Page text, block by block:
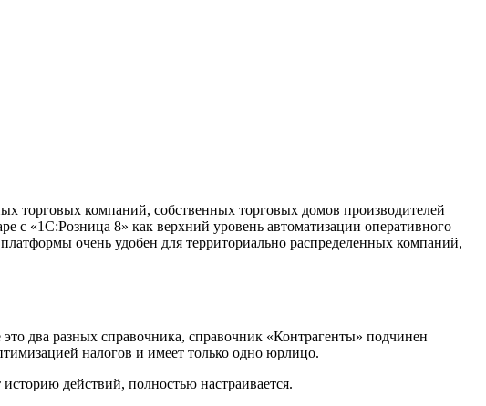
торговых компаний, собственных торговых домов производителей
с «1С:Розница 8» как верхний уровень автоматизации оперативного
очень удобен для территориально распределенных компаний,
два разных справочника, справочник «Контрагенты» подчинен
налогов и имеет только одно юрлицо.
действий, полностью настраивается.